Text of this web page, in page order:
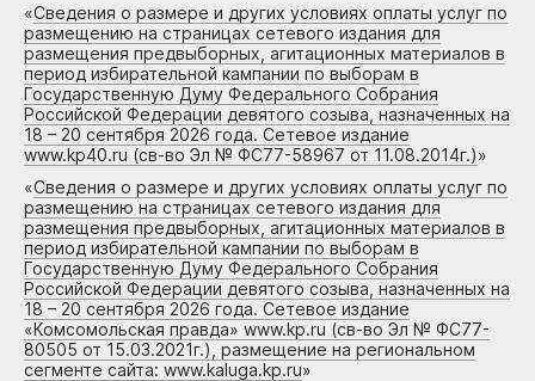
«Сведения о размере и других условиях оплаты услуг по
размещению на страницах сетевого издания для
размещения предвыборных, агитационных материалов в
период избирательной кампании по выборам в
Государственную Думу Федерального Собрания
Российской Федерации девятого созыва, назначенных на
18 – 20 сентября 2026 года. Сетевое издание
www.kp40.ru (св-во Эл № ФС77-58967 от 11.08.2014г.)»
«Сведения о размере и других условиях оплаты услуг по
размещению на страницах сетевого издания для
размещения предвыборных, агитационных материалов в
период избирательной кампании по выборам в
Государственную Думу Федерального Собрания
Российской Федерации девятого созыва, назначенных на
18 – 20 сентября 2026 года. Сетевое издание
«Комсомольская правда» www.kp.ru (св-во Эл № ФС77-
80505 от 15.03.2021г.), размещение на региональном
сегменте сайта: www.kaluga.kp.ru»